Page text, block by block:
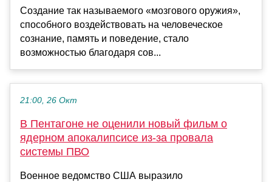
Создание так называемого «мозгового оружия»,
способного воздействовать на человеческое
сознание, память и поведение, стало
возможностью благодаря сов...
21:00, 26 Окт
В Пентагоне не оценили новый фильм о
ядерном апокалипсисе из-за провала
системы ПВО
Военное ведомство США выразило